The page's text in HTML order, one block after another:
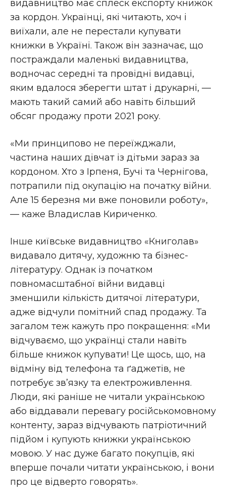
видавництво має сплеск експорту книжок
за кордон. Українці, які читають, хоч і
виїхали, але не перестали купувати
книжки в Україні. Також він зазначає, що
постраждали маленькі видавництва,
водночас середні та провідні видавці,
яким вдалося зберегти штат і друкарні, —
мають такий самий або навіть більший
обсяг продажу проти 2021 року.
«Ми принципово не переїжджали,
частина наших дівчат із дітьми зараз за
кордоном. Хто з Ірпеня, Бучі та Чернігова,
потрапили під окупацію на початку війни.
Але 15 березня ми вже поновили роботу»,
— каже Владислав Кириченко.
Інше київське видавництво «Книголав»
видавало дитячу, художню та бізнес-
літературу. Однак із початком
повномасштабної війни видавці
зменшили кількість дитячої літератури,
адже відчули помітний спад продажу. Та
загалом теж кажуть про покращення: «Ми
відчуваємо, що українці стали навіть
більше книжок купувати! Це щось, що, на
відміну від телефона та ґаджетів, не
потребує зв’язку та електроживлення.
Люди, які раніше не читали українською
або віддавали перевагу російськомовному
контенту, зараз відчувають патріотичний
підйом і купують книжки українською
мовою. У нас дуже багато покупців, які
вперше почали читати українською, і вони
про це відверто говорять».